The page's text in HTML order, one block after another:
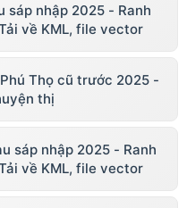
sáp nhập 2025 - Ranh
về KML, file vector
Thọ cũ trước 2025 -
thị
sáp nhập 2025 - Ranh
về KML, file vector